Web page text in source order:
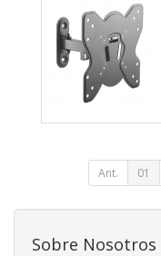
Ant. 01
Sobre Nosotros